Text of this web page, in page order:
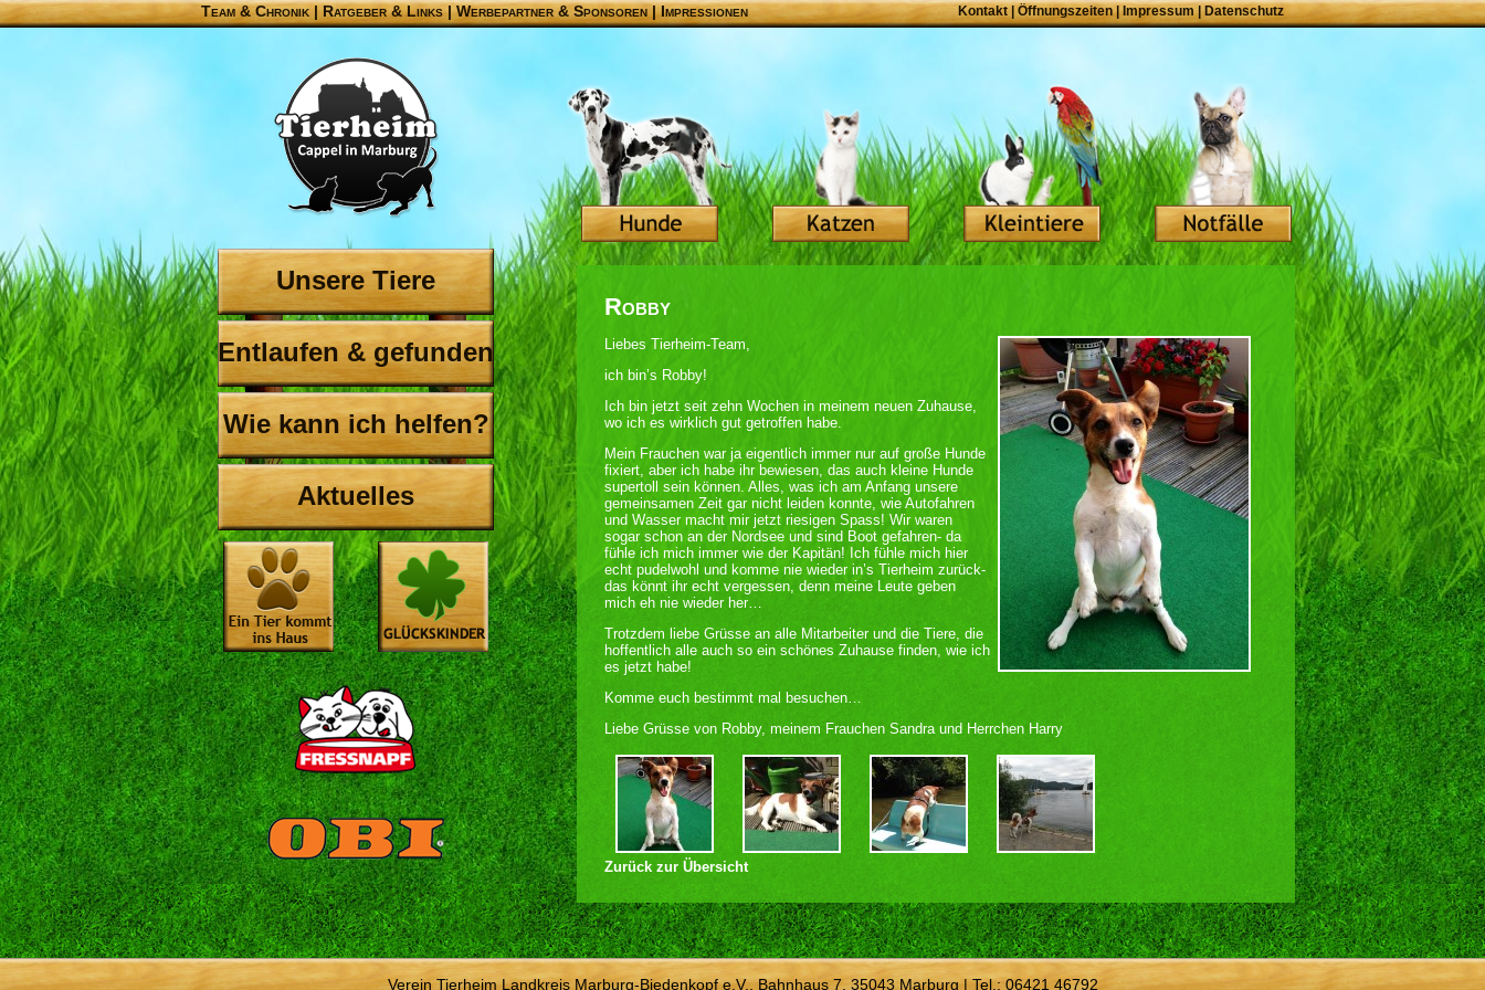
Team & Chronik |Ratgeber & Links|Werbepartner & Sponsoren|Impressionen Kontakt Öffnungszeiten| Impressum|Datenschutz
Unsere Tiere
Entlaufen & gefunden
Wie kann ich helfen?
Aktuelles
Robby
Liebes Tierheim-Team,
ich bin’s Robby!
Ich bin jetzt seit zehn Wochen in meinem neuen Zuhause,
wo ich es wirklich gut getroffen habe.
Mein Frauchen war ja eigentlich immer nur auf große Hunde
fixiert, aber ich habe ihr bewiesen, das auch kleine Hunde
supertoll sein können. Alles, was ich am Anfang unsere
gemeinsamen Zeit gar nicht leiden konnte, wie Autofahren
und Wasser macht mir jetzt riesigen Spass! Wir waren
sogar schon an der Nordsee und sind Boot gefahren- da
fühle ich mich immer wie der Kapitän! Ich fühle mich hier
echt pudelwohl und komme nie wieder in’s Tierheim zurück-
das könnt ihr echt vergessen, denn meine Leute geben
mich eh nie wieder her…
Trotzdem liebe Grüsse an alle Mitarbeiter und die Tiere, die
hoffentlich alle auch so ein schönes Zuhause finden, wie ich
es jetzt habe!
Komme euch bestimmt mal besuchen…
Liebe Grüsse von Robby, meinem Frauchen Sandra und Herrchen Harry
Zurück zur Übersicht
Verein Tierheim Landkreis Marburg-Biedenkopf e.V., Bahnhaus 7, 35043 Marburg | Tel.: 06421 46792